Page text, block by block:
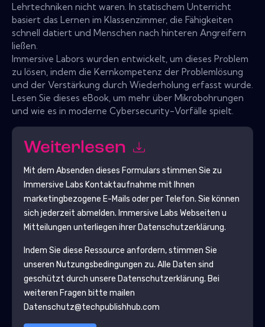
Lehrtechniken nicht waren. In statischem Unterricht
basiert das Lernen im Klassenzimmer, die Fähigkeiten
schnell datiert und Menschen nach hinteren Angreifern
ließen.
Immersive Labors wurden entwickelt, um dieses Problem
zu lösen, indem die Kernkompetenz der Problemlösung
und der Verstärkung durch Wiederholung erfasst wurde.
Lesen Sie dieses eBook, um mehr über Mikrobohrungen
und wie es in moderne Cybersecurity-Vorfälle spielt.
Weiterlesen
Mit dem Absenden dieses Formulars stimmen Sie zu
Immersive Labs Kontaktaufnahme mit Ihnen
marketingbezogene E-Mails oder per Telefon. Sie können
sich jederzeit abmelden. Immersive Labs Webseiten u
Mitteilungen unterliegen ihrer Datenschutzerklärung.
Indem Sie diese Ressource anfordern, stimmen Sie
unseren Nutzungsbedingungen zu. Alle Daten sind
geschützt durch unsere Datenschutzerklärung. Bei
weiteren Fragen bitte mailen
Datenschutz@techpublishhub.com